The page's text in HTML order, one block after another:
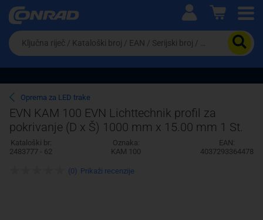
Ova postavka prilagođava asortiman proizvoda i
cijene vašim potrebama.
Pravno lice
Da
biste
potražili
proizvod,
unesite
ključnu
riječ,
kataloški
broj,
EAN
ili
Oprema za LED trake
EVN KAM 100 EVN Lichttechnik profil za
pokrivanje (D x Š) 1000 mm x 15.00 mm 1 St.
Kataloški br:
2483777 - 62
Oznaka:
KAM 100
EAN:
4037293364478
(0) Prikaži recenzije